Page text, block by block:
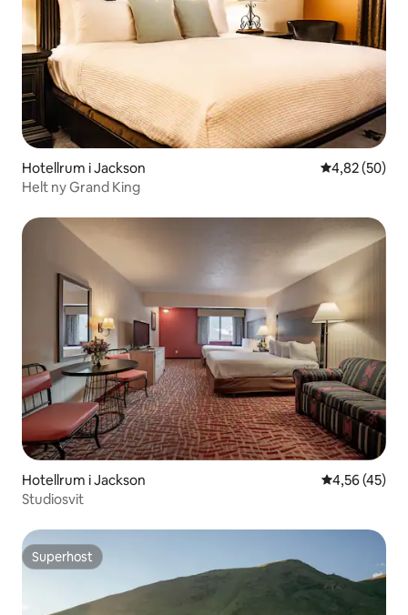
Hotellrum i Jackson 4,82 av 5 i
4,82 (50)
Helt ny Grand King
Hotellrum i Jackson 4,56 av 5 i
4,56 (45)
Studiosvit
Superhost
Superhost